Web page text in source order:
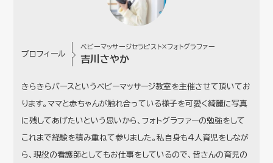
プロフィール
ベビーマッサージセラピスト×フォトグラファー
吉川さやか
きらきらバースというベビーマッサージ教室を主催させて頂いてお
ります。ママと赤ちゃんが触れ合っている様子を可愛く綺麗に写真
に残してあげたいという思いから、フォトグラファーの勉強をして
これまで経験を積み重ねて参りました。私自身も4人育児をしなが
ら、現役の看護師としてもお仕事をしているので、皆さんの育児の